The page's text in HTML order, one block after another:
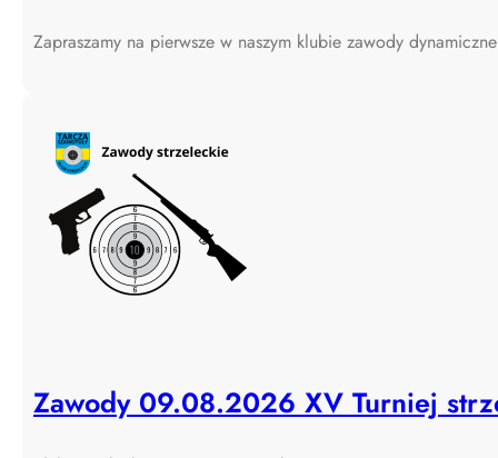
Zapraszamy na pierwsze w naszym klubie zawody
Zawody 09.08.2026 XV Turniej